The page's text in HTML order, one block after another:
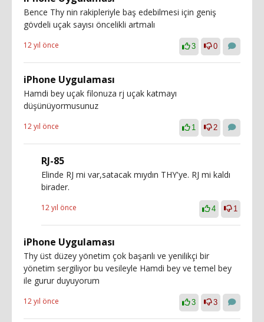
Bence Thy nin rakipleriyle baş edebilmesi için geniş
gövdeli uçak sayısı öncelikli artmalı
12 yıl önce 3 0
iPhone Uygulaması
Hamdi bey uçak filonuza rj uçak katmayı
düşünüyormusunuz
12 yıl önce 1 2
RJ-85
Elinde RJ mi var,satacak mıydın THY'ye. RJ mi kaldı
birader.
12 yıl önce 4 1
iPhone Uygulaması
Thy üst düzey yönetim çok başarılı ve yenilikçi bir
yönetim sergiliyor bu vesileyle Hamdi bey ve temel bey
ile gurur duyuyorum
12 yıl önce 3 3